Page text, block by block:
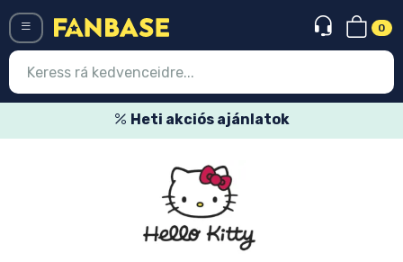
0
Heti akciós ajánlatok
Legújabb cuccok
Akciós ajánlatok